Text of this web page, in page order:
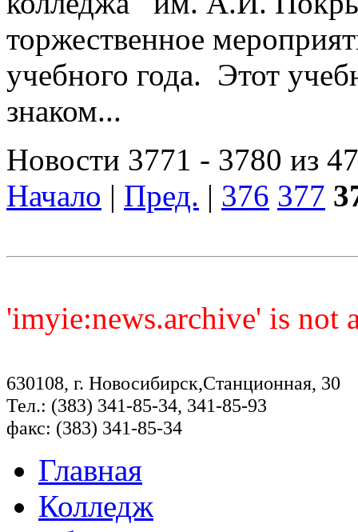
торжественное
учебного года. Этот
знаком...
Новости 3771 - 3780 из
Начало | Пред. | 376 377
'imyie:news.archive' is not
630108, г. Новосибирск,Станционная, 30
Тел.: (383) 341-85-34, 341-85-93
факс: (383) 341-85-34
Главная
Колледж